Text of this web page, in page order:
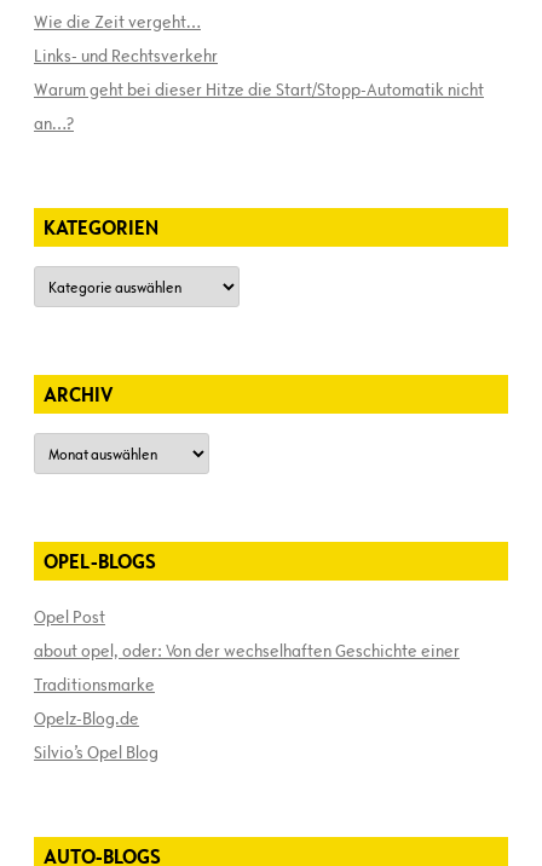
Wie die Zeit vergeht…
Links- und Rechtsverkehr
Warum geht bei dieser Hitze die Start/Stopp-Automatik nicht
an…?
KATEGORIEN
Kategorien
ARCHIV
Archiv
OPEL-BLOGS
Opel Post
about opel, oder: Von der wechselhaften Geschichte einer
Traditionsmarke
Opelz-Blog.de
Silvio’s Opel Blog
AUTO-BLOGS